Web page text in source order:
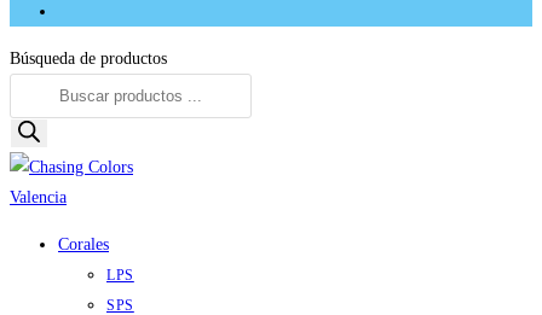
Búsqueda de productos
Corales
LPS
SPS